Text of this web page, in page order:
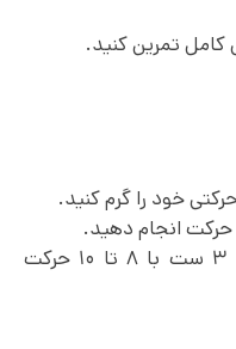
۳ ست با ۸ تا ۱۰ حرکت